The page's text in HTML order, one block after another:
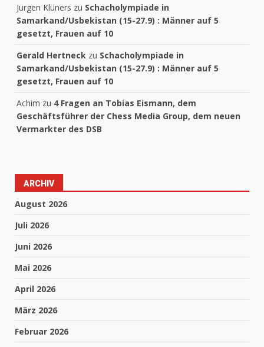
Jürgen Klüners zu Schacholympiade in
Samarkand/Usbekistan (15-27.9) : Männer auf 5
gesetzt, Frauen auf 10
Gerald Hertneck zu Schacholympiade in
Samarkand/Usbekistan (15-27.9) : Männer auf 5
gesetzt, Frauen auf 10
Achim zu 4 Fragen an Tobias Eismann, dem
Geschäftsführer der Chess Media Group, dem neuen
Vermarkter des DSB
ARCHIV
August 2026
Juli 2026
Juni 2026
Mai 2026
April 2026
März 2026
Februar 2026